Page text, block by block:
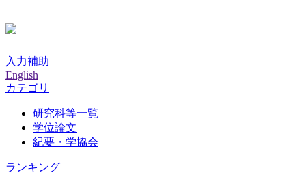
入力補助
English
カテゴリ
研究科等一覧
学位論文
紀要・学協会
ランキング